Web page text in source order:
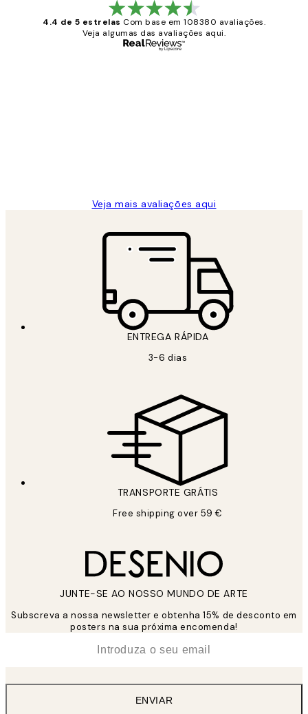
4.4 de 5 estrelas Com base em 108380 avaliações.
Veja algumas das avaliações aqui.
Veja mais avaliações aqui
ENTREGA RÁPIDA
3-6 dias
TRANSPORTE GRÁTIS
Free shipping over 59 €
JUNTE-SE AO NOSSO MUNDO DE ARTE
Subscreva a nossa newsletter e obtenha 15% de desconto em
posters na sua próxima encomenda!
ENVIAR